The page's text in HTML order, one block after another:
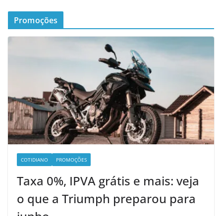
Promoções
COTIDIANO PROMOÇÕES
Taxa 0%, IPVA grátis e mais: veja
o que a Triumph preparou para